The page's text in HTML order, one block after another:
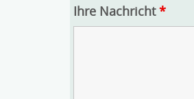
Ihre Nachricht*